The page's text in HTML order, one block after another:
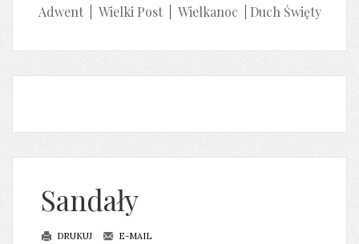
Adwent| Wielki Post| Wielkanoc Duch Święty
Sandały
DRUKUJ E-MAIL